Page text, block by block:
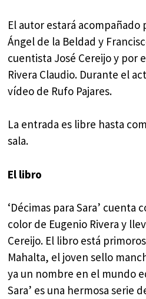
El autor estará
Ángel de la Beldad y
cuentista José Cereijo y por
Rivera Claudio. Durante el
vídeo de Rufo Pajares.
La entrada es libre hasta
sala.
El libro
‘Décimas para Sara’ cuenta
color de Eugenio Rivera y
Cereijo. El libro está
Mahalta, el joven sello
ya un nombre en el mundo
Sara’ es una hermosa serie